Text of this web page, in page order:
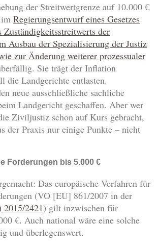
der Streitwertgrenze auf 10.000 €
imRegierungsentwurf eines Gesetzes
Zuständigkeitsstreitwerts der
Ausbau der Spezialisierung der Justiz
zur Änderung weiterer prozessualer
Sie trägt der Inflation
die Landgerichte entlasten.
neue ausschließliche sachliche
Landgericht geschaffen. Aber wer
Ziviljustiz schon auf Kurs gebracht,
der Praxis nur einige Punkte – nicht
Forderungen bis 5.000 €
Das europäische Verfahren für
(VO [EU] 861/2007 in der
2015/2421) gilt inzwischen für
€. Auch national wäre eine solche
und überlegenswert.